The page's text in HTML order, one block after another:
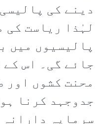
دینے کی
لہٰذا ریاست کی
پالیسیوں میں
جائے گی۔ اس کے
محنت کشوں اور
جدوجہد کرنا